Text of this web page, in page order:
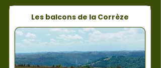
Les balcons de la Corrèze